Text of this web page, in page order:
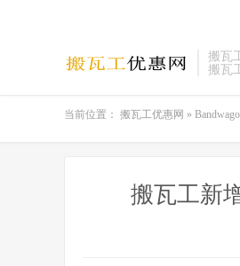
搬瓦
搬瓦
当前位置： 搬瓦工优惠网 »
搬瓦工新